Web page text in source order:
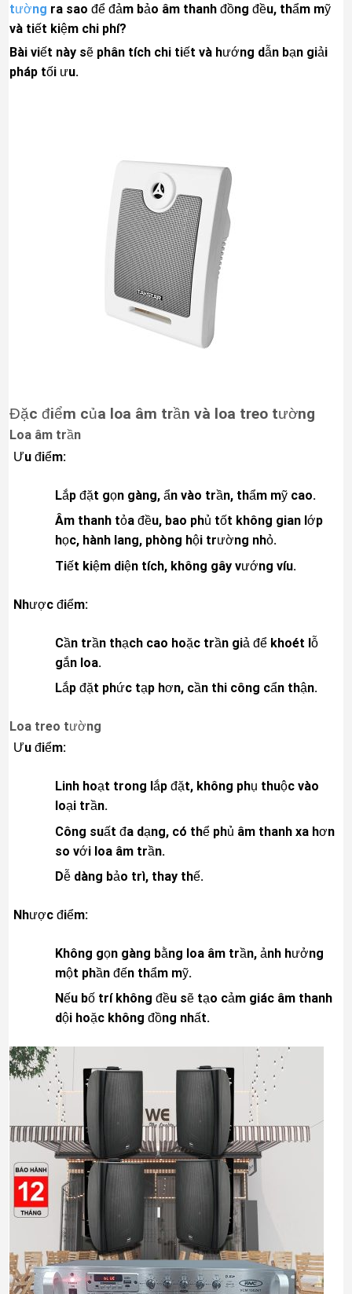
tường ra sao để đảm bảo âm thanh đồng đều, thẩm mỹ
và tiết kiệm chi phí?
Bài viết này sẽ phân tích chi tiết và hướng dẫn bạn giải
pháp tối ưu.
Đặc điểm của loa âm trần và loa treo tường
Loa âm trần
Ưu điểm:
Lắp đặt gọn gàng, ẩn vào trần, thẩm mỹ cao.
Âm thanh tỏa đều, bao phủ tốt không gian lớp
học, hành lang, phòng hội trường nhỏ.
Tiết kiệm diện tích, không gây vướng víu.
Nhược điểm:
Cần trần thạch cao hoặc trần giả để khoét lỗ
gắn loa.
Lắp đặt phức tạp hơn, cần thi công cẩn thận.
Loa treo tường
Ưu điểm:
Linh hoạt trong lắp đặt, không phụ thuộc vào
loại trần.
Công suất đa dạng, có thể phủ âm thanh xa hơn
so với loa âm trần.
Dễ dàng bảo trì, thay thế.
Nhược điểm:
Không gọn gàng bằng loa âm trần, ảnh hưởng
một phần đến thẩm mỹ.
Nếu bố trí không đều sẽ tạo cảm giác âm thanh
dội hoặc không đồng nhất.